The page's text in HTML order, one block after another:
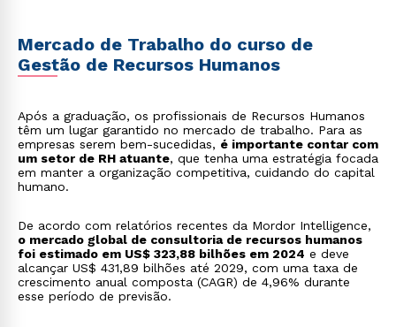
Mercado de Trabalho do curso de
Gestão de Recursos Humanos
Após a graduação, os profissionais de Recursos Humanos
têm um lugar garantido no mercado de trabalho. Para as
empresas serem bem-sucedidas, é importante contar com
um setor de RH atuante, que tenha uma estratégia focada
em manter a organização competitiva, cuidando do capital
humano.
De acordo com relatórios recentes da Mordor Intelligence,
o mercado global de consultoria de recursos humanos
foi estimado em US$ 323,88 bilhões em 2024 e deve
alcançar US$ 431,89 bilhões até 2029, com uma taxa de
crescimento anual composta (CAGR) de 4,96% durante
esse período de previsão.